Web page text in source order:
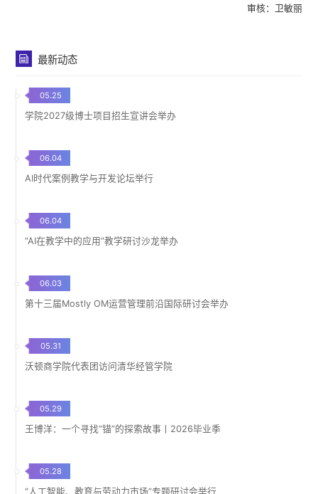
审核：卫敏丽
最新动态
05.25
学院2027级博士项目招生宣讲会举办
06.04
AI时代案例教学与开发论坛举行
06.04
“AI在教学中的应用”教学研讨沙龙举办
06.03
第十三届Mostly OM运营管理前沿国际研讨会举办
05.31
沃顿商学院代表团访问清华经管学院
05.29
王博洋：一个寻找“锚”的探索故事丨2026毕业季
05.28
“人工智能、教育与劳动力市场”专题研讨会举行